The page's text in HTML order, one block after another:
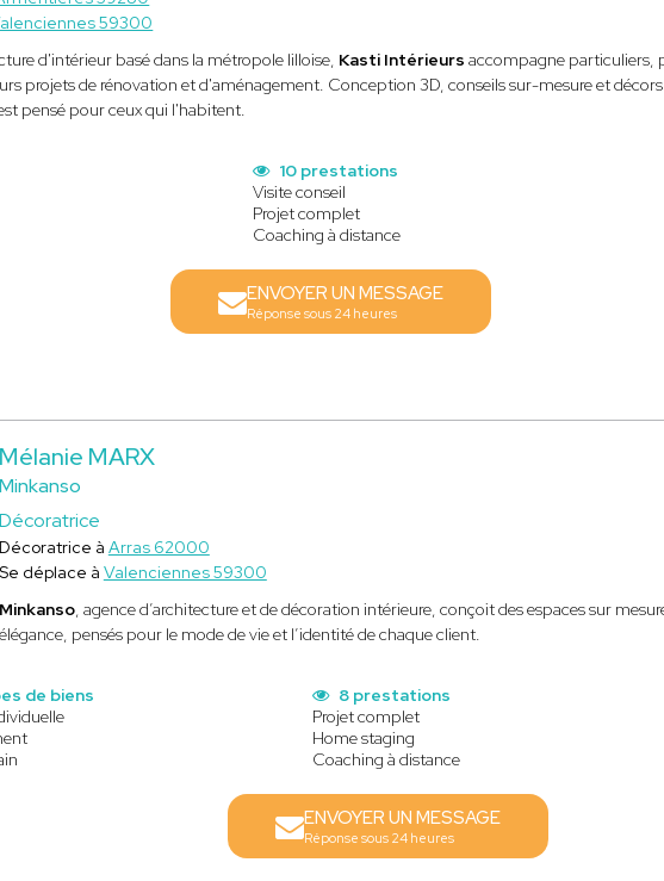
59300
d'intérieur basé dans la métropole lilloise, Kasti Intérieursaccompagne particuliers,
projets de rénovation et d'aménagement. Conception 3D, conseils sur-mesure et
pensé pour ceux qui l'habitent.
10 prestations
Visite conseil
Projet complet
Coaching à distance
ENVOYER UN MESSAGE
Réponse sous 24 heures
Mélanie MARX
Minkanso
Décoratrice à Arras 62000
Se déplace à Valenciennes 59300
Minkanso, agence d’architecture et de décoration intérieure, conçoit des espaces sur
élégance, pensés pour le mode de vie et l’identité de chaque client.
de biens
8 prestations
Projet complet
Home staging
Coaching à distance
ENVOYER UN MESSAGE
Réponse sous 24 heures